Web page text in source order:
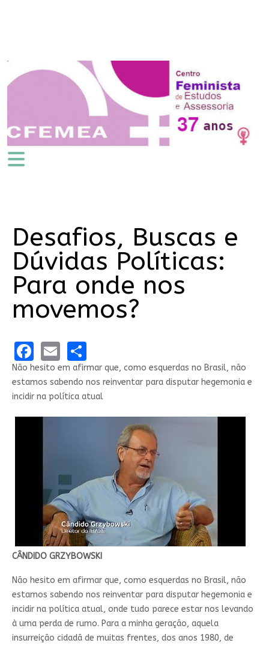
Desafios, Buscas e
Dúvidas Políticas:
Para onde nos
movemos?
Facebook
EmailShare
Não hesito em afirmar que, como esquerdas no Brasil, não
estamos sabendo nos reinventar para disputar hegemonia e
incidir na política atual
CÂNDIDO GRZYBOWSKI
Não hesito em afirmar que, como esquerdas no Brasil, não
estamos sabendo nos reinventar para disputar hegemonia e
incidir na política atual, onde tudo parece estar nos levando
à uma perda de rumo. Para a minha geração, aquela
insurreição cidadã de muitas frentes, dos anos 1980, de